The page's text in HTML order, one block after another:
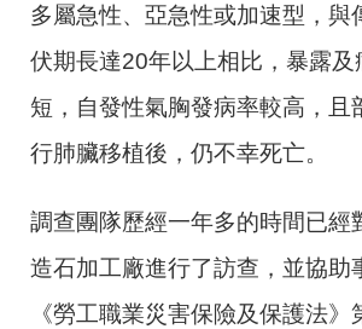
多屬急性、亞急性或加速型，與
伏期長達20年以上相比，暴露及
短，自發性氣胸發病率較高，且
行肺臟移植後，仍不幸死亡。
調查團隊歷經一年多的時間已經
造石加工廠進行了訪查，並協助
《勞工職業災害保險及保護法》